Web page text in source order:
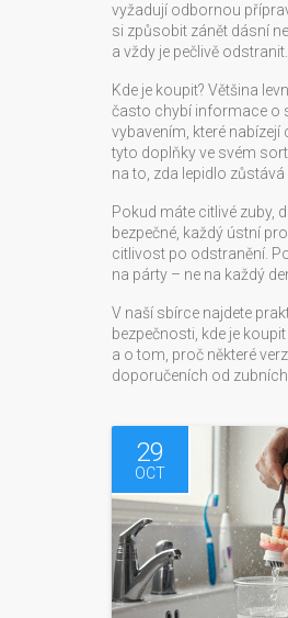
vyžadují odbornou
si způsobit zánět dásní
a vždy je pečlivě odstranit.
Kde je koupit? Většina
často chybí informace o
vybavením, které
tyto doplňky ve svém
na to, zda lepidlo
Pokud máte citlivé zuby,
bezpečné, každý ústní
citlivost po odstranění.
na párty – ne na každý
V naší sbírce najdete
bezpečnosti, kde je
a o tom, proč některé
doporučeních od
29
OCT